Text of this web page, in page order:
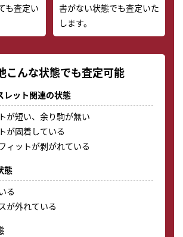
も査定い
書がない状態でも査定いた
します。
こんな状態でも査定可能
レット関連の状態
が短い、余り駒が無い
が固着している
ィットが剥がれている
態
る
が外れている